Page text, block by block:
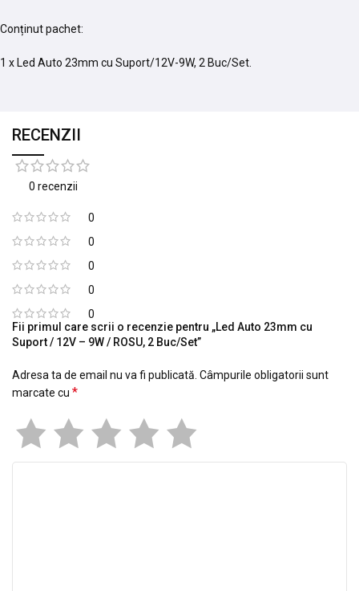
Conținut pachet:
1 x Led Auto 23mm cu Suport/12V-9W, 2 Buc/Set.
RECENZII
0 recenzii
0
0
0
0
0
Fii primul care scrii o recenzie pentru „Led Auto 23mm cu
Suport / 12V – 9W / ROSU, 2 Buc/Set”
Adresa ta de email nu va fi publicată. Câmpurile obligatorii sunt
marcate cu *